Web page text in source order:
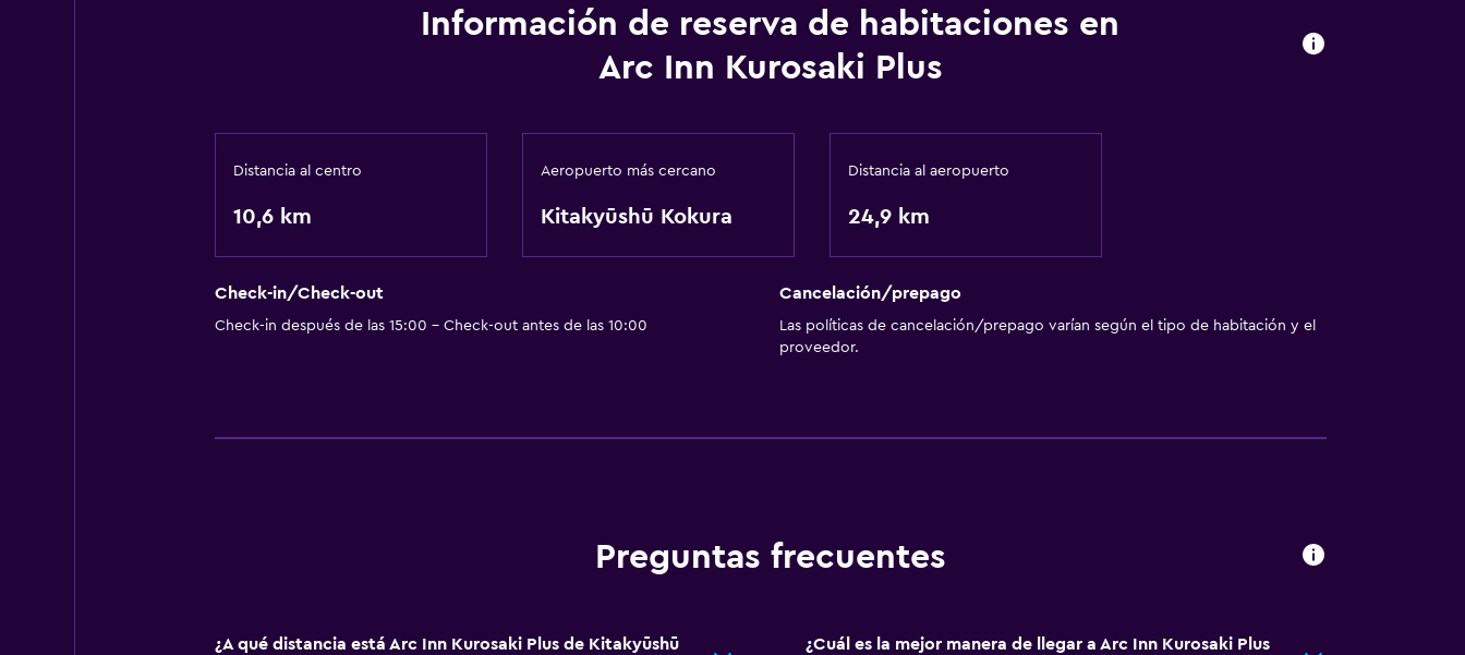
Información de reserva de habitaciones en
Arc Inn Kurosaki Plus
Distancia al centro
10,6 km
Aeropuerto más cercano
Kitakyūshū Kokura
Distancia al aeropuerto
24,9 km
Check-in/Check-out
Check-in después de las 15:00 - Check-out antes de las 10:00
Cancelación/prepago
Las políticas de cancelación/prepago varían según el tipo de habitación y el
proveedor.
Preguntas frecuentes
¿A qué distancia está Arc Inn Kurosaki Plus de Kitakyūshū
¿Cuál es la mejor manera de llegar a Arc Inn Kurosaki Plus